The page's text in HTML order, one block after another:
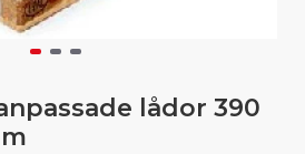
lådor 390